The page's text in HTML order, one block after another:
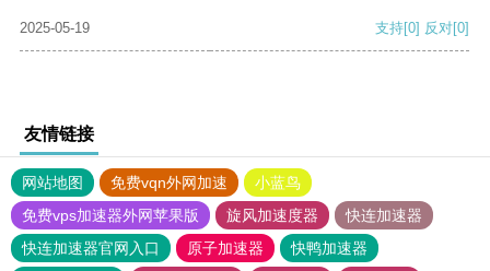
2025-05-19 支持[0] 反对[0]
友情链接
网站地图 免费vqn外网加速
小蓝鸟
免费vps加速器外网苹果版
旋风加速度器
快连加速器
快连加速器官网入口
原子加速器
快鸭加速器